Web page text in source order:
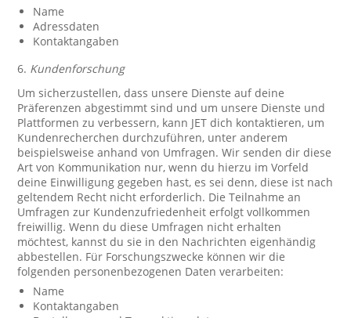
Name
Adressdaten
Kontaktangaben
6. Kundenforschung
Um sicherzustellen, dass unsere Dienste auf deine
Präferenzen abgestimmt sind und um unsere Dienste und
Plattformen zu verbessern, kann JET dich kontaktieren, um
Kundenrecherchen durchzuführen, unter anderem
beispielsweise anhand von Umfragen. Wir senden dir diese
Art von Kommunikation nur, wenn du hierzu im Vorfeld
deine Einwilligung gegeben hast, es sei denn, diese ist nach
geltendem Recht nicht erforderlich. Die Teilnahme an
Umfragen zur Kundenzufriedenheit erfolgt vollkommen
freiwillig. Wenn du diese Umfragen nicht erhalten
möchtest, kannst du sie in den Nachrichten eigenhändig
abbestellen. Für Forschungszwecke können wir die
folgenden personenbezogenen Daten verarbeiten:
Name
Kontaktangaben